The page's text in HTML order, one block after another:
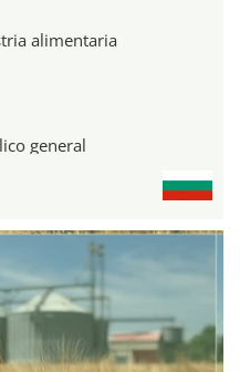
alimentaria
general